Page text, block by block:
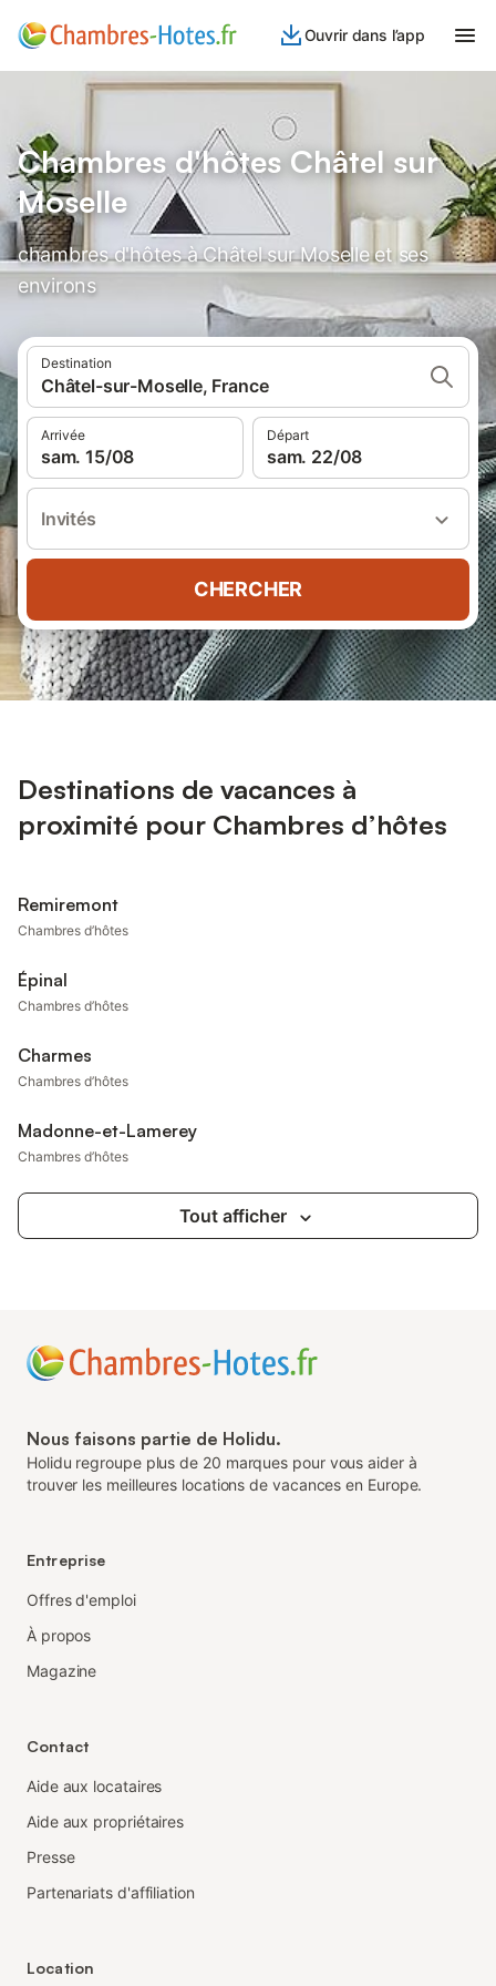
Ouvrir dans l’app
Chambres d'hôtes Châtel sur
Moselle
chambres d'hôtes à Châtel sur Moselle et ses
environs
Destination
Châtel-sur-Moselle, France
Arrivée
sam. 15/08
Départ
sam. 22/08
Invités
CHERCHER
Destinations de vacances à
proximité pour Chambres d’hôtes
Remiremont
Chambres d’hôtes
Épinal
Chambres d’hôtes
Charmes
Chambres d’hôtes
Madonne-et-Lamerey
Chambres d’hôtes
Tout afficher
Nous faisons partie de Holidu.
Holidu regroupe plus de 20 marques pour vous aider à
trouver les meilleures locations de vacances en Europe.
Entreprise
Offres d'emploi
À propos
Magazine
Contact
Aide aux locataires
Aide aux propriétaires
Presse
Partenariats d'affiliation
Location